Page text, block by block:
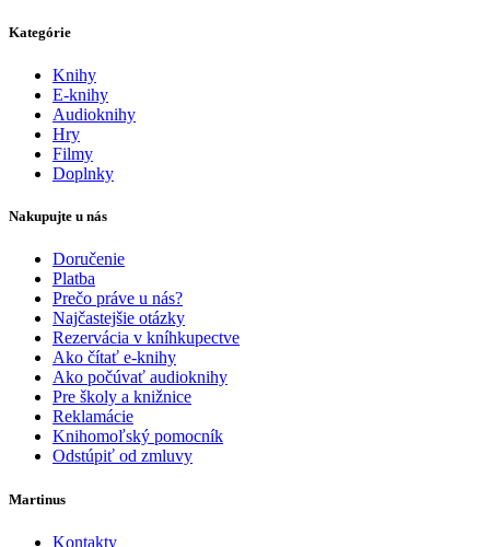
Kategórie
Knihy
E-knihy
Audioknihy
Hry
Filmy
Doplnky
Nakupujte u nás
Doručenie
Platba
Prečo práve u nás?
Najčastejšie otázky
Rezervácia v kníhkupectve
Ako čítať e-knihy
Ako počúvať audioknihy
Pre školy a knižnice
Reklamácie
Knihomoľský pomocník
Odstúpiť od zmluvy
Martinus
Kontakty